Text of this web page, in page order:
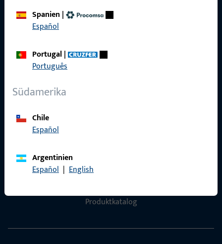
Spanien |
Español
Portugal|
Português
Südamerika
Chile
Español
Argentinien
Español | English
Datenschutz
Produktkatalog